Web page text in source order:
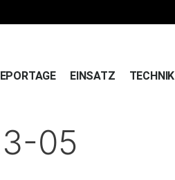
EINSATZ TECHNIK
05